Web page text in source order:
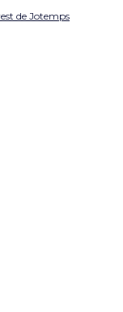
de Jotemps